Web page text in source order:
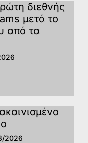
διεθνής
μετά το
από τα
2026